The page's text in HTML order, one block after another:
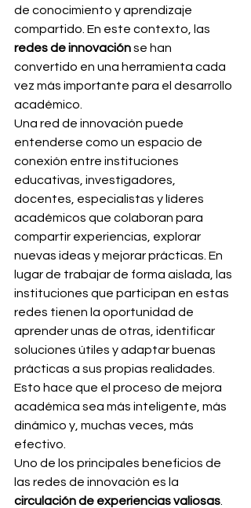
de conocimiento y aprendizaje
compartido. En este contexto, las
redes de innovación se han
convertido en una herramienta cada
vez más importante para el desarrollo
académico.
Una red de innovación puede
entenderse como un espacio de
conexión entre instituciones
educativas, investigadores,
docentes, especialistas y líderes
académicos que colaboran para
compartir experiencias, explorar
nuevas ideas y mejorar prácticas. En
lugar de trabajar de forma aislada, las
instituciones que participan en estas
redes tienen la oportunidad de
aprender unas de otras, identificar
soluciones útiles y adaptar buenas
prácticas a sus propias realidades.
Esto hace que el proceso de mejora
académica sea más inteligente, más
dinámico y, muchas veces, más
efectivo.
Uno de los principales beneficios de
las redes de innovación es la
circulación de experiencias valiosas